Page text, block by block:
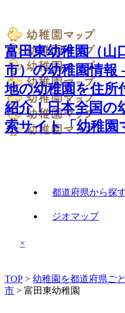
富田東幼稚園（山
市）の幼稚園情報
地の幼稚園を住所
紹介！日本全国の
索サイト「幼稚園
都道府県から探
ジオマップ
×
TOP > 幼稚園を都道府県ご
市 > 富田東幼稚園